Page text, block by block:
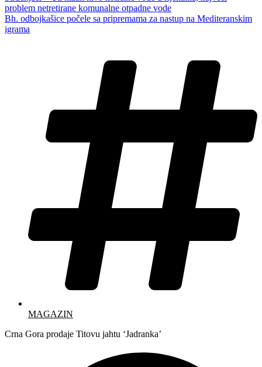
problem netretirane komunalne otpadne vode
Bh. odbojkašice počele sa pripremama za nastup na Mediteranskim
igrama
MAGAZIN
Crna Gora prodaje Titovu jahtu ‘Jadranka’